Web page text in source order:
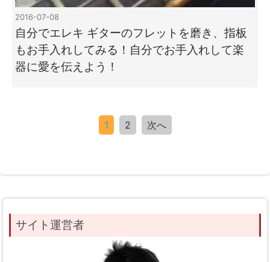
2016-07-08
自分でエレキ ギターのフレットを磨き、指板
もお手入れしてみる！自分でお手入れして楽
器に愛を伝えよう！
1 2 次へ
サイト運営者